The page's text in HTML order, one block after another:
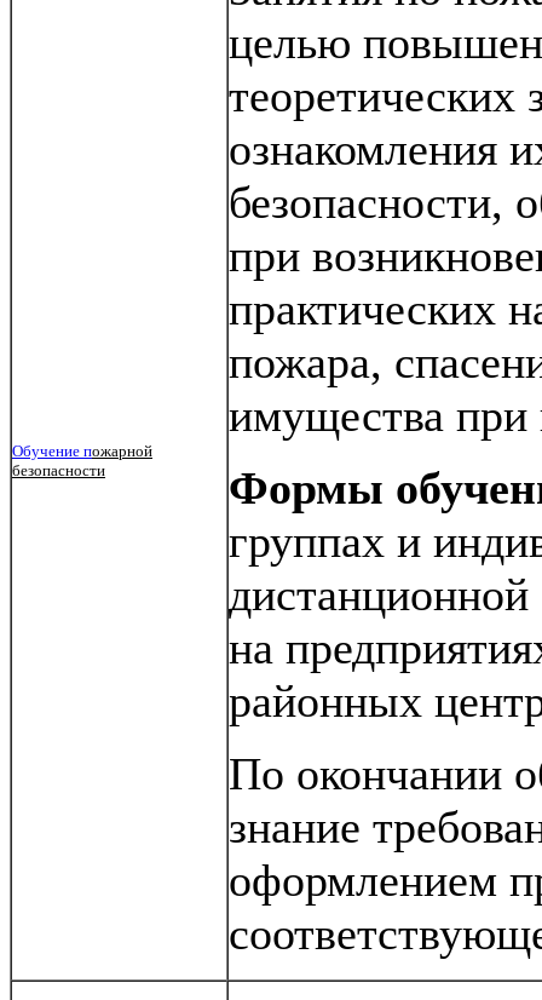
Обучение пожарной
безопасности
целью
теоретических
ознакомления
безопасности,
при
практических
пожара,
имущества при
Формы
группах и
на
районных
По окончании
знание
оформлением